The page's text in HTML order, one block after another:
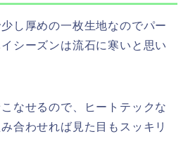
し厚めの一枚生地なのでパー
シーズンは流石に寒いと思い
なせるので、ヒートテックな
合わせれば見た目もスッキリ